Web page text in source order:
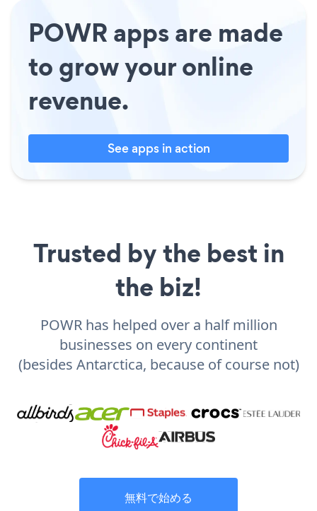
POWR apps are made
to grow your online
revenue.
See apps in action
Trusted by the best in
the biz!
POWR has helped over a half million
businesses on every continent
(besides Antarctica, because of course not)
無料で始める